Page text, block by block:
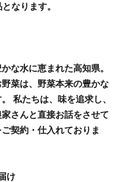
なります。
な水に恵まれた高知県。
菜は、野菜本来の豊かな
私たちは、味を追求し、
さんと直接お話をさせて
契約・仕入れておりま
け